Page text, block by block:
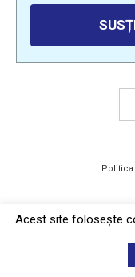
Acest site foloseşte